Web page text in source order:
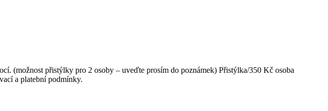
(možnost přistýlky pro 2 osoby – uveďte prosím do poznámek) Přistýlka/350 Kč osoba
a platební podmínky.